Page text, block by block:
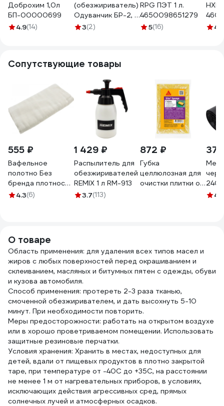
Доброхим 1,0л
БП-00000699
4.9(14)
(обезжириватель)
Одуванчик БР-2, 1
л бутылка
3(2)
RPG ПЭТ 1 л.
4650098651279
5(16)
НХП
4.6
Сопутствующие товары
555 ₽
Вафельное
полотно Без
бренда плотность
103 г/м2, 0.4x10 м
4.3(6)
1 429 ₽
Распылитель для
обезжиривателей
REMIX 1 л RM-913
3.7(113)
872 ₽
Губка
целлюлозная для
очистки плитки от 240
ПСД;
4.7
О товаре
Область применения: для удаления всех типов масел и
жиров с любых поверхностей перед окрашиванием и
склеиванием, масляных и битумных пятен с одежды, обуви
и кузова автомобиля.
Способ применения: протереть 2-3 раза тканью,
смоченной обезжиривателем, и дать высохнуть 5-10
минут. При необходимости повторить.
Меры предосторожности: работать на открытом воздухе
или в хорошо проветриваемом помещении. Использовать
защитные резиновые перчатки.
Условия хранения: Хранить в местах, недоступных для
детей, вдали от пищевых продуктов в плотно закрытой
таре, при температуре от -40С до +35С, на расстоянии
не менее 1 м от нагревательных приборов, в условиях,
исключающих действия агрессивных сред, прямых
солнечных лучей и атмосферных осадков.